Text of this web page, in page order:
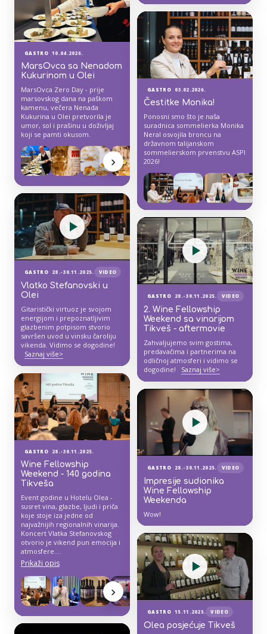
GASTRO 10.04.2026.
MarsOvca sa Nenadom
Kukurinom u Olei
MarsOvca Zero Day - prije
marsovskog dana na paškom
kamenu, večera Nenada
Kukurina u Olei pretvorila je
umor, sol i prašinu u doživljaj
koji se pamti okusom.
›
GASTRO 03.02.2026.
Čestitke Monika!
Ponosni smo što je naša
suradnica sommelierka Monika
Neral osvojila broncu na
državnom talijanskom
sommelierskom prvenstvu ASPI
2026!
GASTRO 28.-30.11.2025. VIDEO
Vlatko Stefanovski u
Olei
Gitaristički virtuoz je svojom
energijom i prepoznatljivim
glazbenim potpisom stvorio
savršen uvod u vinsku čaroliju
vikenda. Vidimo se dogodine!
Saznaj više>
GASTRO 28.-30.11.2025. VIDEO
2. Wine Fellowship
Weekend sa vinarijom
Tikveš - aftermovie
Zahvaljujemo svim gostima,
predavačima i partnerima na
odličnoj atmosferi i vidimo se
dogodine!
Saznaj više>
GASTRO 28.-30.11.2025.
Wine Fellowship
Weekend - 140 godina
Tikveša
Event godine u Hotelu Olea -
susret vina, glazbe, ljudi i priča
koje stoje iza jedne od
najvažnijih regionalnih vinarija.
Koncert Vlatka Stefanovskog
otvorio je vikend pun emocija i
atmosfere.
Vinski panel kojeg je vodila
Monika Neral uz posebnu
prisutnost g. Svetozara
Janevskog, predsjednika
Upravnog odbora vinarije
Tikveš, te sudjelovanje Zvonka
Hercega i chefa Igora
Stepanovskog također iz
Prikaži opis
›
GASTRO 28.-30.11.2025. VIDEO
Impresije sudionika
Wine Fellowship
Weekenda
Wow!
GASTRO 15.11.2025. VIDEO
Olea posjećuje Tikveš